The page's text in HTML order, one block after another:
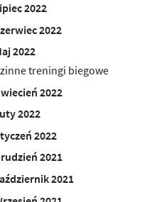
2022
2022
2022
treningi biegowe
2022
2022
2022
2021
2021